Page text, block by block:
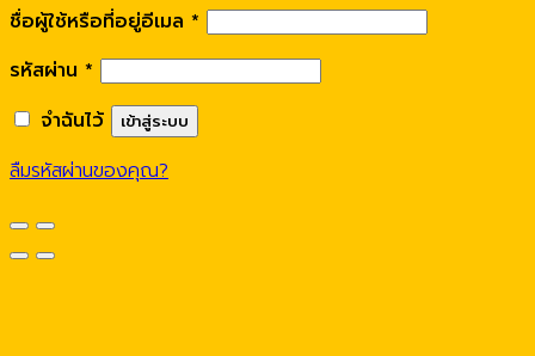
ชื่อผู้ใช้หรือที่อยู่อีเมล *
รหัสผ่าน *
จำฉันไว้
เข้าสู่ระบบ
ลืมรหัสผ่านของคุณ?